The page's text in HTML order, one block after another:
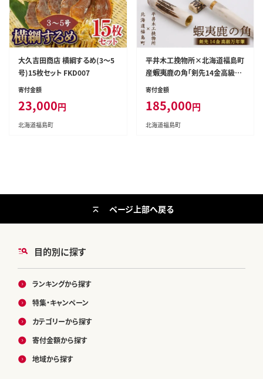
大久吉田商店 横綱するめ(3～5
号)15枚セット FKD007
寄付金額
23,000円
北海道福島町
平井木工挽物所×北海道福島町
産蝦夷鹿の角「剣先14金高級万
年筆」 FKB014
寄付金額
185,000円
北海道福島町
目的別に探す
ランキングから探す
特集・キャンペーン
カテゴリーから探す
寄付金額から探す
地域から探す
ページ上部へ戻る